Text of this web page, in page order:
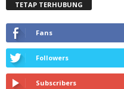
TETAP TERHUBUNG
Fans
Followers
Subscribers